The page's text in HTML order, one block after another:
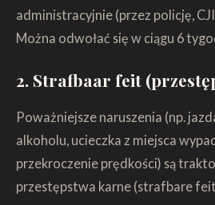
administracyjnie (przez policję,
Można odwołać się w ciągu 6
2. Strafbaar feit
Poważniejsze naruszenia (np.
alkoholu, ucieczka z miejsca
przekroczenie prędkości) są
przestępstwa karne (strafbare